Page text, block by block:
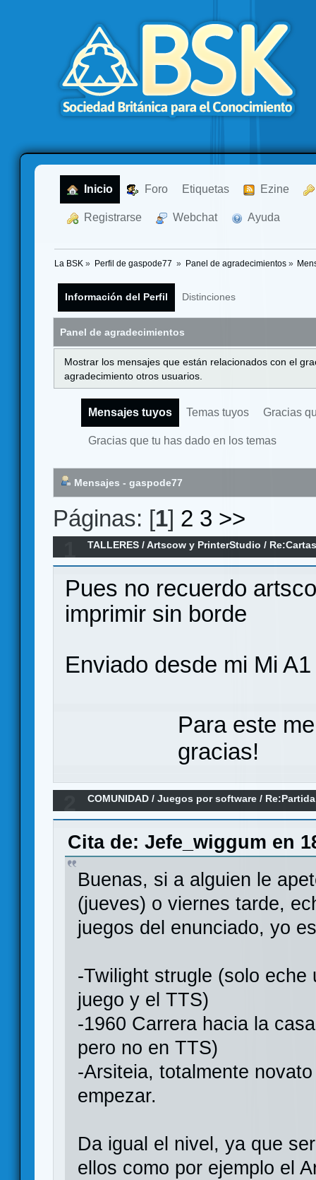
Inicio Foro Etiquetas Ezine
Registrarse Webchat Ayuda
La BSK » Perfil de gaspode77 » Panel de agradecimientos»
Información del Perfil Distinciones
Panel de agradecimientos
Mostrar los mensajes que están relacionados con el
agradecimiento otros usuarios.
Mensajes tuyos Temas tuyos Gracias
Gracias que tu has dado en los temas
Mensajes - gaspode77
Páginas: [1] 2 3 >>
TALLERES /Artscow y PrinterStudio /
Pues no recuerdo
imprimir sin borde
Enviado desde mi Mi
Para este
gracias!
COMUNIDAD /Juegos por software /
TTS
Cita de: Jefe_wiggum en
Buenas, si a alguien le
(jueves) o viernes tarde,
juegos del enunciado, yo
-Twilight strugle (solo
juego y el TTS)
-1960 Carrera hacia la
pero no en TTS)
-Arsiteia, totalmente
empezar.
Da igual el nivel, ya que
ellos como por ejemplo el